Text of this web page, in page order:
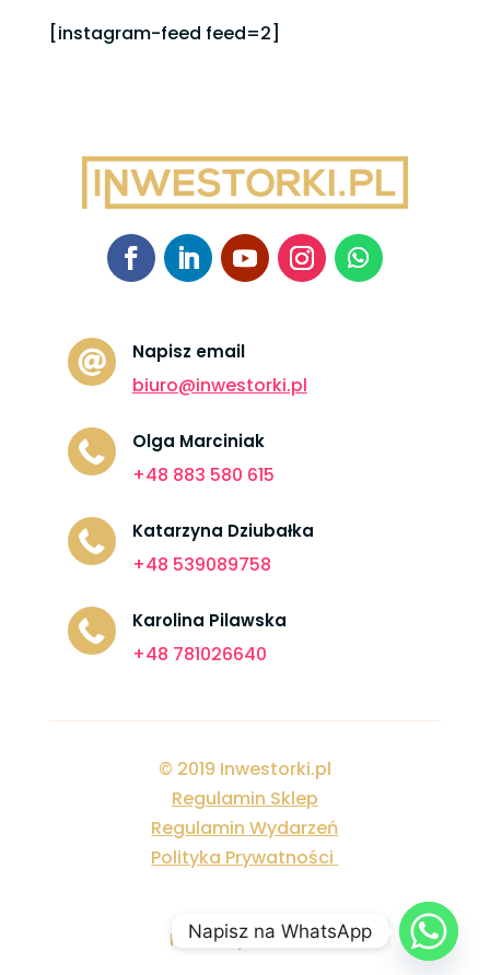
wynosiła:wynosi:
[instagram-feed feed=2]
 Napisz email
biuro@inwestorki.pl
 Olga Marciniak
+48 883 580 615
 Katarzyna Dziubałka
+48 539089758
 Karolina Pilawska
+48 781026640
© 2019 Inwestorki.pl
Regulamin Sklep
Regulamin Wydarzeń
Polityka Prywatności
Made by DoITGirl
Napisz na WhatsApp